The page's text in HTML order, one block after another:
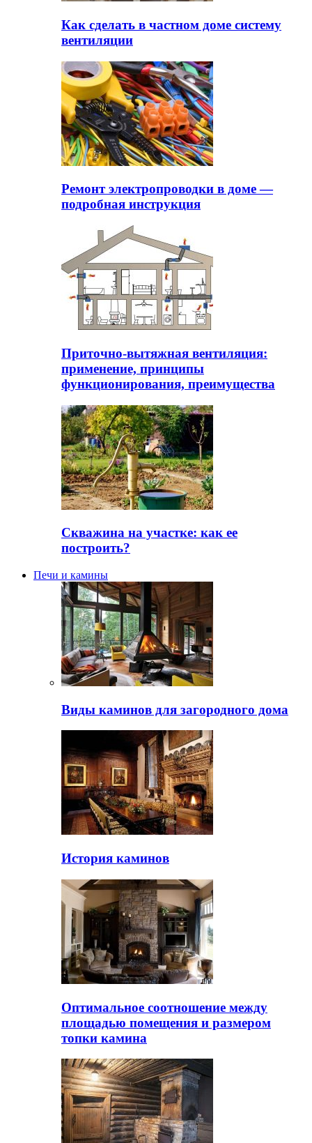
Как сделать в частном доме систему
вентиляции
Ремонт электропроводки в доме —
подробная инструкция
Приточно-вытяжная вентиляция:
применение, принципы
функционирования, преимущества
Скважина на участке: как ее
построить?
Печи и камины
Виды каминов для загородного дома
История каминов
Оптимальное соотношение между
площадью помещения и размером
топки камина